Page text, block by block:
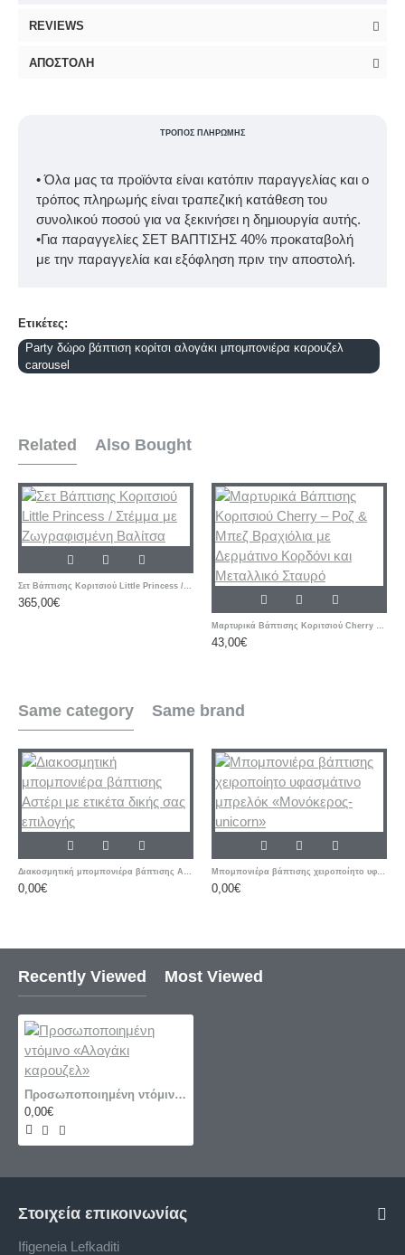
REVIEWS
ΑΠΟΣΤΟΛΉ
ΤΡΌΠΟΣ ΠΛΗΡΩΜΉΣ
• Όλα μας τα προϊόντα είναι κατόπιν παραγγελίας και ο
τρόπος πληρωμής είναι τραπεζική κατάθεση του
συνολικού ποσού για να ξεκινήσει η δημιουργία αυτής.
•Για παραγγελίες ΣΕΤ ΒΑΠΤΙΣΗΣ 40% προκαταβολή
με την παραγγελία και εξόφληση πριν την αποστολή.
Ετικέτες:
Party δώρο βάπτιση κορίτσι αλογάκι μπομπονιέρα καρουζελ
carousel
Related Also Bought
Σετ Βάπτισης Κοριτσιού Little Princess / Στέμμα με Ζωγραφισμένη Βαλίτσα
365,00€
Μαρτυρικά Βάπτισης Κοριτσιού Cherry – Ροζ & Μπεζ Βραχιόλια με Δερμάτινο Κορδόνι και Μεταλλικό Σταυρό
43,00€
Same category Same brand
Διακοσμητική μπομπονιέρα βάπτισης Αστέρι με ετικέτα δικής σας επιλογής
0,00€
Μπομπονιέρα βάπτισης χειροποίητο υφασμάτινο μπρελόκ «Μονόκερος-unicorn»
0,00€
Recently Viewed Most Viewed
Προσωποποιημένη ντόμινο «Αλογάκι καρουζελ»
0,00€
Στοιχεία επικοινωνίας
Ifigeneia Lefkaditi